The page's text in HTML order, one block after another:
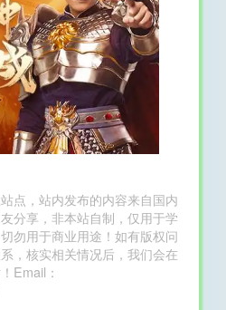
点，站内发布的内容来自国内
分享，非本站自制，仅用于学
勿用于商业用途！如有版权问
，核实相关情况后，我们会在
Email：